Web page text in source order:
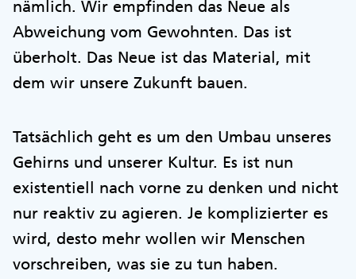
nämlich. Wir empfinden das Neue als
Abweichung vom Gewohnten. Das ist
überholt. Das Neue ist das Material, mit
dem wir unsere Zukunft bauen.
Tatsächlich geht es um den Umbau unseres
Gehirns und unserer Kultur. Es ist nun
existentiell nach vorne zu denken und nicht
nur reaktiv zu agieren. Je komplizierter es
wird, desto mehr wollen wir Menschen
vorschreiben, was sie zu tun haben.